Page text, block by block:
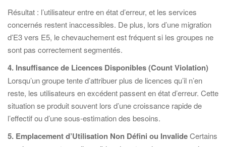
Résultat : l’utilisateur entre en état d’erreur, et les services
concernés restent inaccessibles. De plus, lors d’une migration
d’E3 vers E5, le chevauchement est fréquent si les groupes ne
sont pas correctement segmentés.
4. Insuffisance de Licences Disponibles (Count Violation)
Lorsqu’un groupe tente d’attribuer plus de licences qu’il n’en
reste, les utilisateurs en excédent passent en état d’erreur. Cette
situation se produit souvent lors d’une croissance rapide de
l’effectif ou d’une sous-estimation des besoins.
5. Emplacement d’Utilisation Non Défini ou InvalideCertains